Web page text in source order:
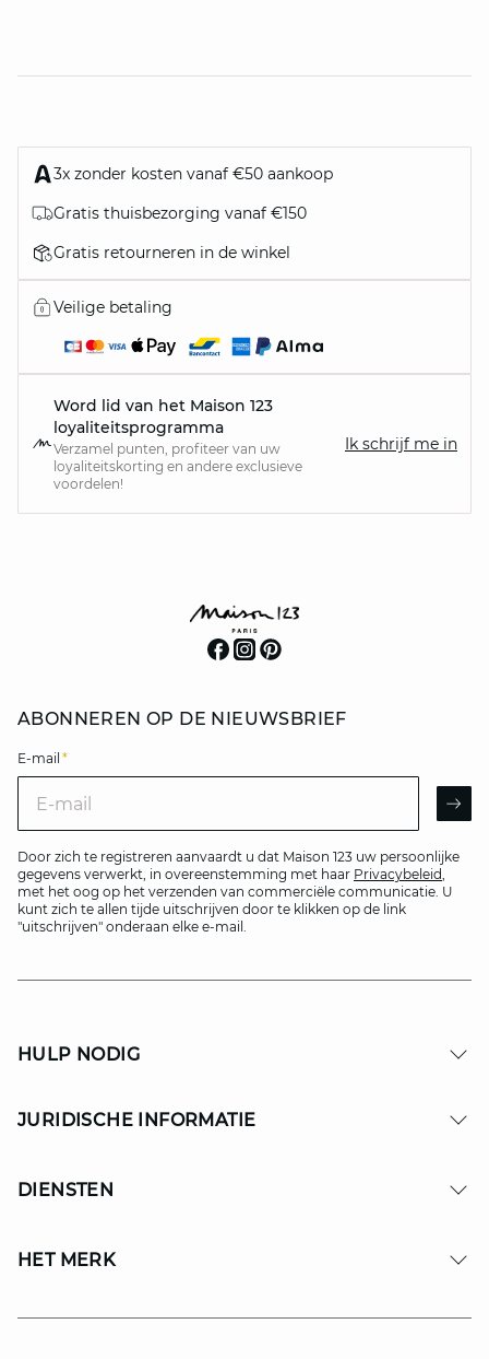
3x zonder kosten vanaf €50 aankoop
Gratis thuisbezorging vanaf €150
Gratis retourneren in de winkel
Veilige betaling
Word lid van het Maison 123
loyaliteitsprogramma
Verzamel punten, profiteer van uw
loyaliteitskorting en andere exclusieve
voordelen!
Ik schrijf me in
ABONNEREN OP DE NIEUWSBRIEF
E-mail *
Door zich te registreren aanvaardt u dat Maison 123 uw persoonlijke
gegevens verwerkt, in overeenstemming met haar Privacybeleid,
met het oog op het verzenden van commerciële communicatie. U
kunt zich te allen tijde uitschrijven door te klikken op de link
"uitschrijven" onderaan elke e-mail.
HULP NODIG
JURIDISCHE INFORMATIE
DIENSTEN
HET MERK